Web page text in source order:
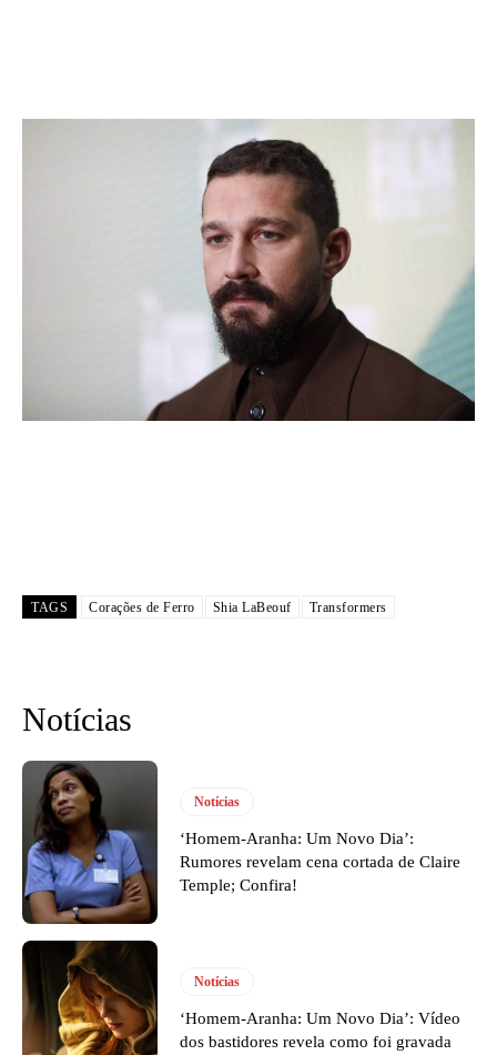
TAGS Corações de Ferro Shia LaBeouf Transformers
Notícias
Notícias
‘Homem-Aranha: Um Novo Dia’:
Rumores revelam cena cortada de Claire
Temple; Confira!
Notícias
‘Homem-Aranha: Um Novo Dia’: Vídeo
dos bastidores revela como foi gravada